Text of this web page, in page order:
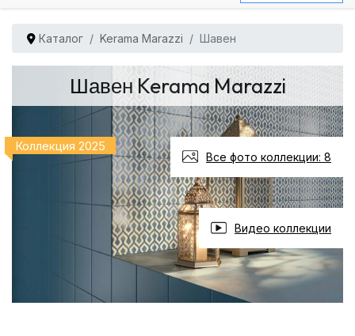
Каталог Kerama Marazzi Шавен
Коллекция 2025
Шавен Kerama Marazzi
Все фото коллекции: 8
Видео коллекции